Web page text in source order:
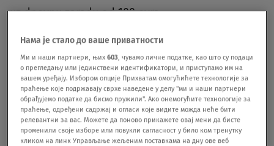
uz dnevnu zaradu od 100 evra.
Osim toga napravio je i internet sajt preko kojeg
je nudio usluge tantričke masaže.
Нама је стало до ваше приватности
Ми и наши партнери, њих603, чувамо личне податке, као што су подаци
о прегледању или јединствени идентификатори, и приступамо им на
вашем уређају. Избором опције Прихватам омогућићете технологије за
праћење које подржавају сврхе наведене у делу "ми и наши партнери
обрађујемо податке да бисмо пружили". Ако онемогућите технологије за
праћење, одређени садржај и огласи које видите можда неће бити
релевантни за вас. Можете да поново прикажете овај мени да бисте
променили своје изборе или повукли сагласност у било ком тренутку
кликом на линк Управљање жељеним поставкама на дну ове веб